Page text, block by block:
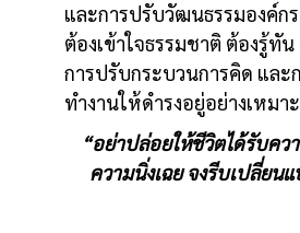
และการปรับวัฒนธรรมองค์กร
ต้องเข้าใจธรรมชาติ ต้องรู้ทั
การปรับกระบวนการคิด และ
ทำงานให้ดำรงอยู่อย่างเหมา
“อย่าปล่อยให้ชีวิตได้รับคว
ความนิ่งเฉย จงรีบเปลี่ยน